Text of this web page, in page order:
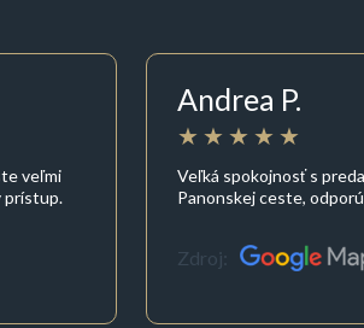
veľmi
prístup.
Andrea P.
Veľká spokojnosť s
Panonskej ceste,
Zdroj: